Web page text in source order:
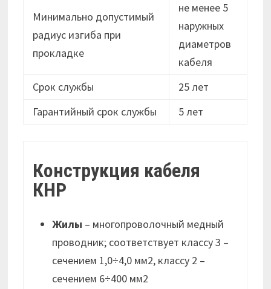
Минимально допустимый
радиус изгиба при
прокладке
не менее 5
наружных
диаметров
кабеля
Срок службы
25 лет
Гарантийный срок службы
5 лет
Конструкция кабеля
КНР
Жилы – многопроволочный медный
проводник; соответствует классу 3 –
сечением 1,0÷4,0 мм2, классу 2 –
сечением 6÷400 мм2